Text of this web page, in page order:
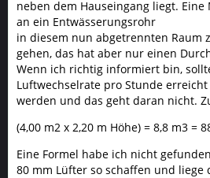
Du hast hier mehr als genug
locker und leicht übernommen
P.S: fang doch mal an=
reicht bis es in die Blüte geht...
, LTI , AKF , dünger oder
Wurzel usw...
neben dem Hauseingang liegt.
an ein Entwässerungsrohr
in diesem nun abgetrennten Raum
gehen, das hat aber nur einen
Wenn ich richtig informiert bin,
Luftwechselrate pro Stunde erreicht
werden und das geht daran nicht.
(4,00 m2 x 2,20 m Höhe) = 8,8 m3 =
Eine Formel habe ich nicht
80 mm Lüfter so schaffen und liege